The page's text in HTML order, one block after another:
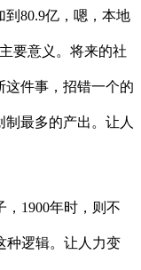
80.9亿，嗯，本地
要意义。将来的社
这件事，招错一个的
最多的产出。让人
1900年时，则不
种逻辑。让人力变